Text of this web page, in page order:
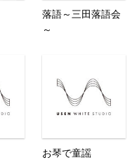
落語～三田落語会
～
お琴で童謡